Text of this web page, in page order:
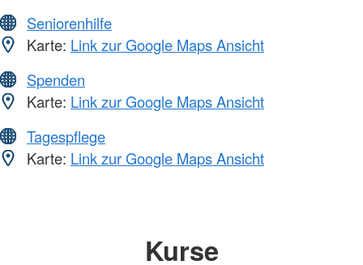
Seniorenhilfe
Karte: Link zur Google Maps Ansicht
Spenden
Karte: Link zur Google Maps Ansicht
Tagespflege
Karte: Link zur Google Maps Ansicht
Kurse